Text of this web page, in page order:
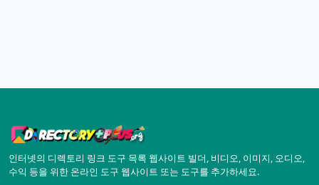
인터넷의 디렉토리 링크 도구 목록 웹사이트 빌더, 비디오, 이미지, 오디오,
수익 등을 위한 온라인 도구 웹사이트 또는 도구를 추가하세요.